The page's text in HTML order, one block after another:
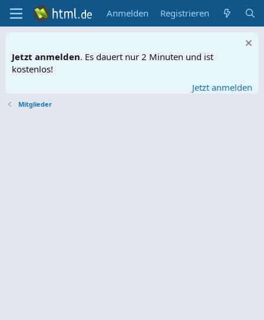
Anmelden Registrieren
Jetzt anmelden. Es dauert nur 2 Minuten und ist
kostenlos!
Jetzt anmelden
Mitglieder